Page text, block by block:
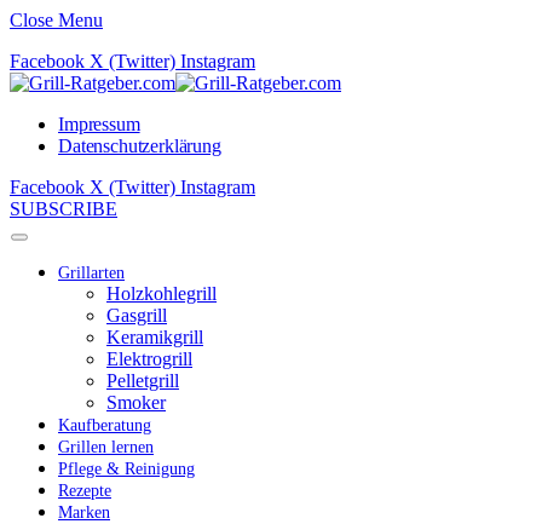
Close Menu
Facebook X (Twitter) Instagram
Impressum
Datenschutzerklärung
Facebook X (Twitter) Instagram
SUBSCRIBE
Grillarten
Holzkohlegrill
Gasgrill
Keramikgrill
Elektrogrill
Pelletgrill
Smoker
Kaufberatung
Grillen lernen
Pflege & Reinigung
Rezepte
Marken